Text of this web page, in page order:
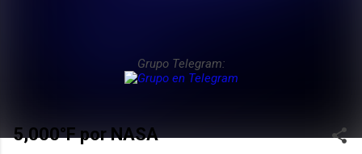
Grupo Telegram:
5,000°F por NASA